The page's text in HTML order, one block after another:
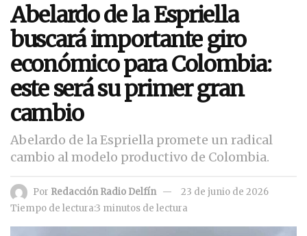
Abelardo de la Espriella
buscará importante giro
económico para Colombia:
este será su primer gran
cambio
Abelardo de la Espriella promete un radical
cambio al modelo productivo de Colombia.
Por Redacción Radio Delfín
23 de junio de 2026
Tiempo de lectura:3 minutos de lectura